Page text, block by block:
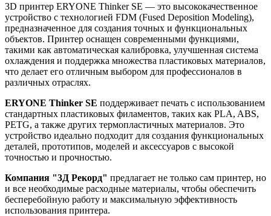
3D принтер ERYONE Thinker SE — это высококачественное
устройство с технологией FDM (Fused Deposition Modeling),
предназначенное для создания точных и функциональных
объектов. Принтер оснащен современными функциями,
такими как автоматическая калибровка, улучшенная система
охлаждения и поддержка множества пластиковых материалов,
что делает его отличным выбором для профессионалов в
различных отраслях.
ERYONE Thinker SE поддерживает печать с использованием
стандартных пластиковых филаментов, таких как PLA, ABS,
PETG, а также других термопластичных материалов. Это
устройство идеально подходит для создания функциональных
деталей, прототипов, моделей и аксессуаров с высокой
точностью и прочностью.
Компания "3Д Рекорд" предлагает не только сам принтер, но
и все необходимые расходные материалы, чтобы обеспечить
бесперебойную работу и максимальную эффективность
использования принтера.